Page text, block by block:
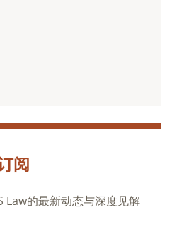
阅
Law的最新动态与深度见解